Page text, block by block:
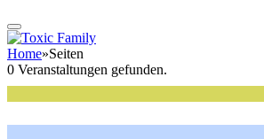
Home»Seiten
0 Veranstaltungen gefunden.